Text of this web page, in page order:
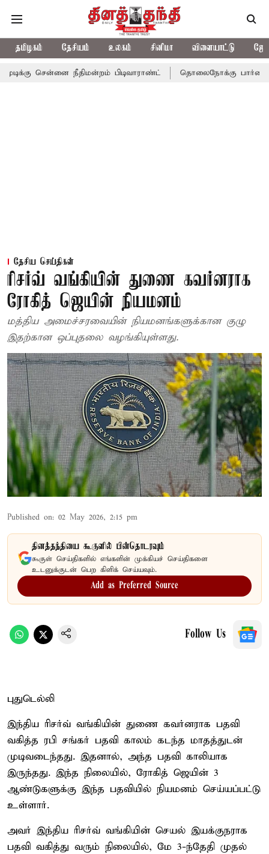
தமிழகம் தேசியம் உலகம் சினிமா விளையாட்டு
நீதிமன்றம் பிடிவாராண்ட் தொலைநோக்கு பார்வையுடன்
தேசிய செய்திகள்
ரிசர்வ் வங்கியின் துணை கவர்னராக
ரோகித் ஜெயின் நியமனம்
மத்திய அமைச்சரவையின் நியமனங்களுக்கான குழு
இதற்கான ஒப்புதலை வழங்கியுள்ளது.
Published on: 02 May 2026, 2:15 pm
தினத்தந்தியை கூகுளில் பின்தொடரவும்
கூகுள் செய்திகளில் எங்களின் முக்கியச் செய்திகளை
உடனுக்குடன் பெற கிளிக் செய்யவும்.
Add as Preferred Source
Follow Us
புதுடெல்லி
இந்திய ரிசர்வ் வங்கியின் துணை கவர்னராக பதவி
வகித்த ரபி சங்கர் பதவி காலம் கடந்த மாதத்துடன்
முடிவடைந்தது. இதனால், அந்த பதவி காலியாக
இருந்தது. இந்த நிலையில், ரோகித் ஜெயின் 3
ஆண்டுகளுக்கு இந்த பதவியில் நியமனம் செய்யப்பட்டு
உள்ளார்.
அவர் இந்திய ரிசர்வ் வங்கியின் செயல் இயக்குநராக
பதவி வகித்து வரும் நிலையில், மே 3-ந்தேதி முதல்